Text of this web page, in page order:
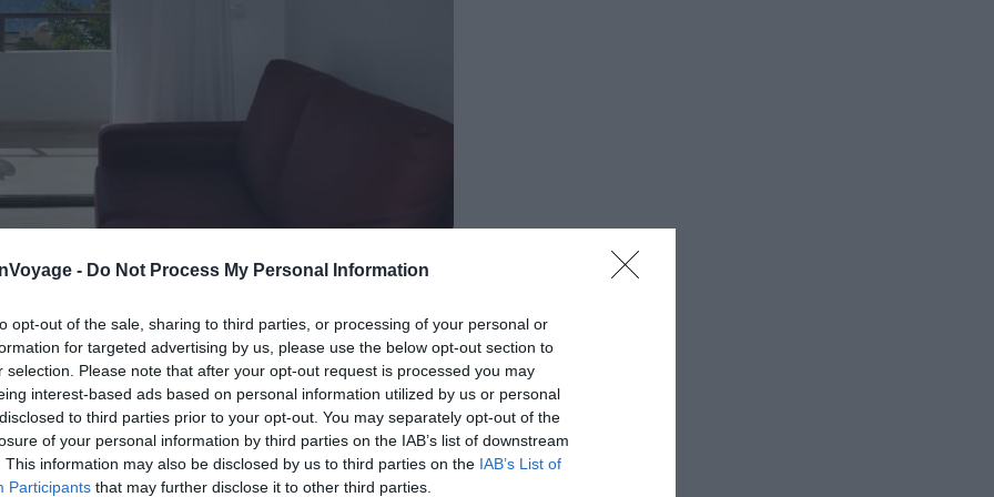
- Do Not Process My Personal Information
opt-out of the sale, sharing to third parties, or processing of your personal or
for targeted advertising by us, please use the below opt-out section to
selection. Please note that after your opt-out request is processed you may
interest-based ads based on personal information utilized by us or personal
to third parties prior to your opt-out. You may separately opt-out of the
of your personal information by third parties on the IAB’s list of downstream
This information may also be disclosed by us to third parties on the IAB’s List of
Participants that may further disclose it to other third parties.
et sur laréserve naturelledepuis les
entretenu. Prenez votre petit-déjeuner sur la
avant d’aller vous balader à pied. Morro